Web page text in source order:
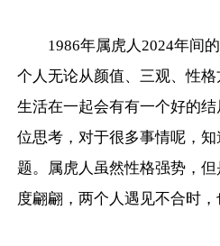
1986年属虎人2024年间
个人无论从颜值、三观、性格
生活在一起会有有一个好的
位思考，对于很多事情呢，
题。属虎人虽然性格强势，
度翩翩，两个人遇见不合时，